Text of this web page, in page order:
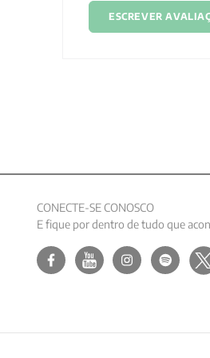
ESCREVER
CONECTE-SE CONOSCO
E fique por dentro de tudo que